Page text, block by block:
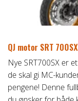
QJ motor SRT 700SX
Nye SRT700SX er
de skal gi MC-
pengene! Denne